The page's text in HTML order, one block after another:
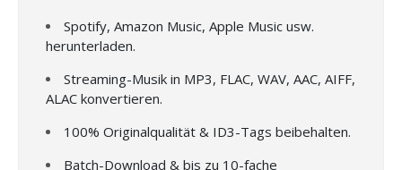
Spotify, Amazon Music, Apple Music usw.
herunterladen.
Streaming-Musik in MP3, FLAC, WAV, AAC, AIFF,
ALAC konvertieren.
100% Originalqualität & ID3-Tags beibehalten.
Batch-Download & bis zu 10-fache